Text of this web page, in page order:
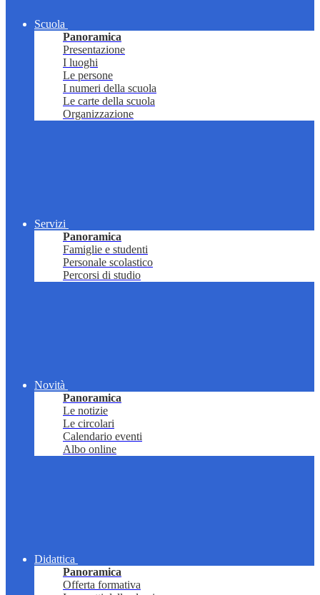
Scuola
Panoramica
Presentazione
I luoghi
Le persone
I numeri della scuola
Le carte della scuola
Organizzazione
Servizi
Panoramica
Famiglie e studenti
Personale scolastico
Percorsi di studio
Novità
Panoramica
Le notizie
Le circolari
Calendario eventi
Albo online
Didattica
Panoramica
Offerta formativa